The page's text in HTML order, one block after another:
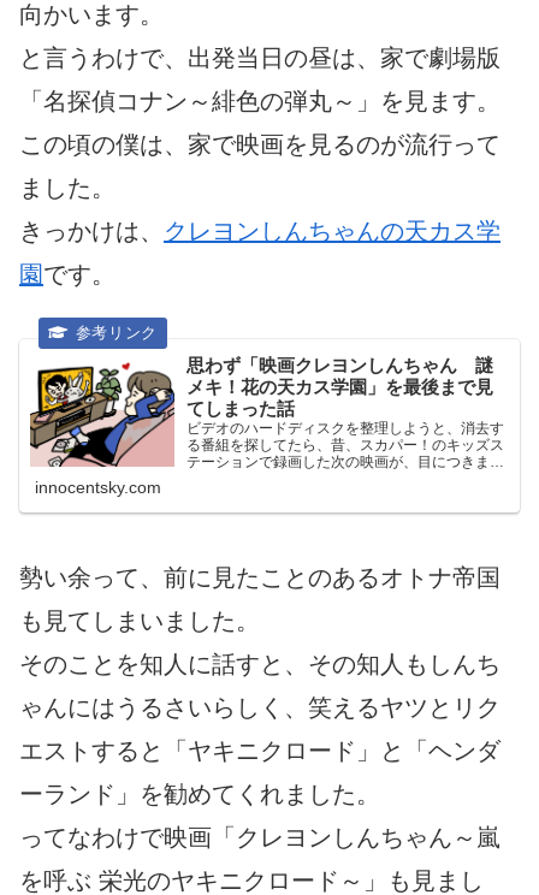
向かいます。
と言うわけで、出発当日の昼は、家で劇場版
「名探偵コナン～緋色の弾丸～」を見ます。
この頃の僕は、家で映画を見るのが流行って
ました。
きっかけは、 クレヨンしんちゃんの天カス学
園です。
思わず「映画クレヨンしんちゃん 謎
メキ！花の天カス学園」を最後まで見
てしまった話
ビデオのハードディスクを整理しようと、消去す
る番組を探してたら、昔、スカパー！のキッズス
テーションで録画した次の映画が、目につきまし
ワーと、内容が全く分...
innocentsky.com
勢い余って、前に見たことのあるオトナ帝国
も見てしまいました。
そのことを知人に話すと、その知人もしんち
ゃんにはうるさいらしく、笑えるヤツとリク
エストすると「ヤキニクロード」と「ヘンダ
ーランド」を勧めてくれました。
ってなわけで映画「クレヨンしんちゃん～嵐
を呼ぶ 栄光のヤキニクロード～」も見まし